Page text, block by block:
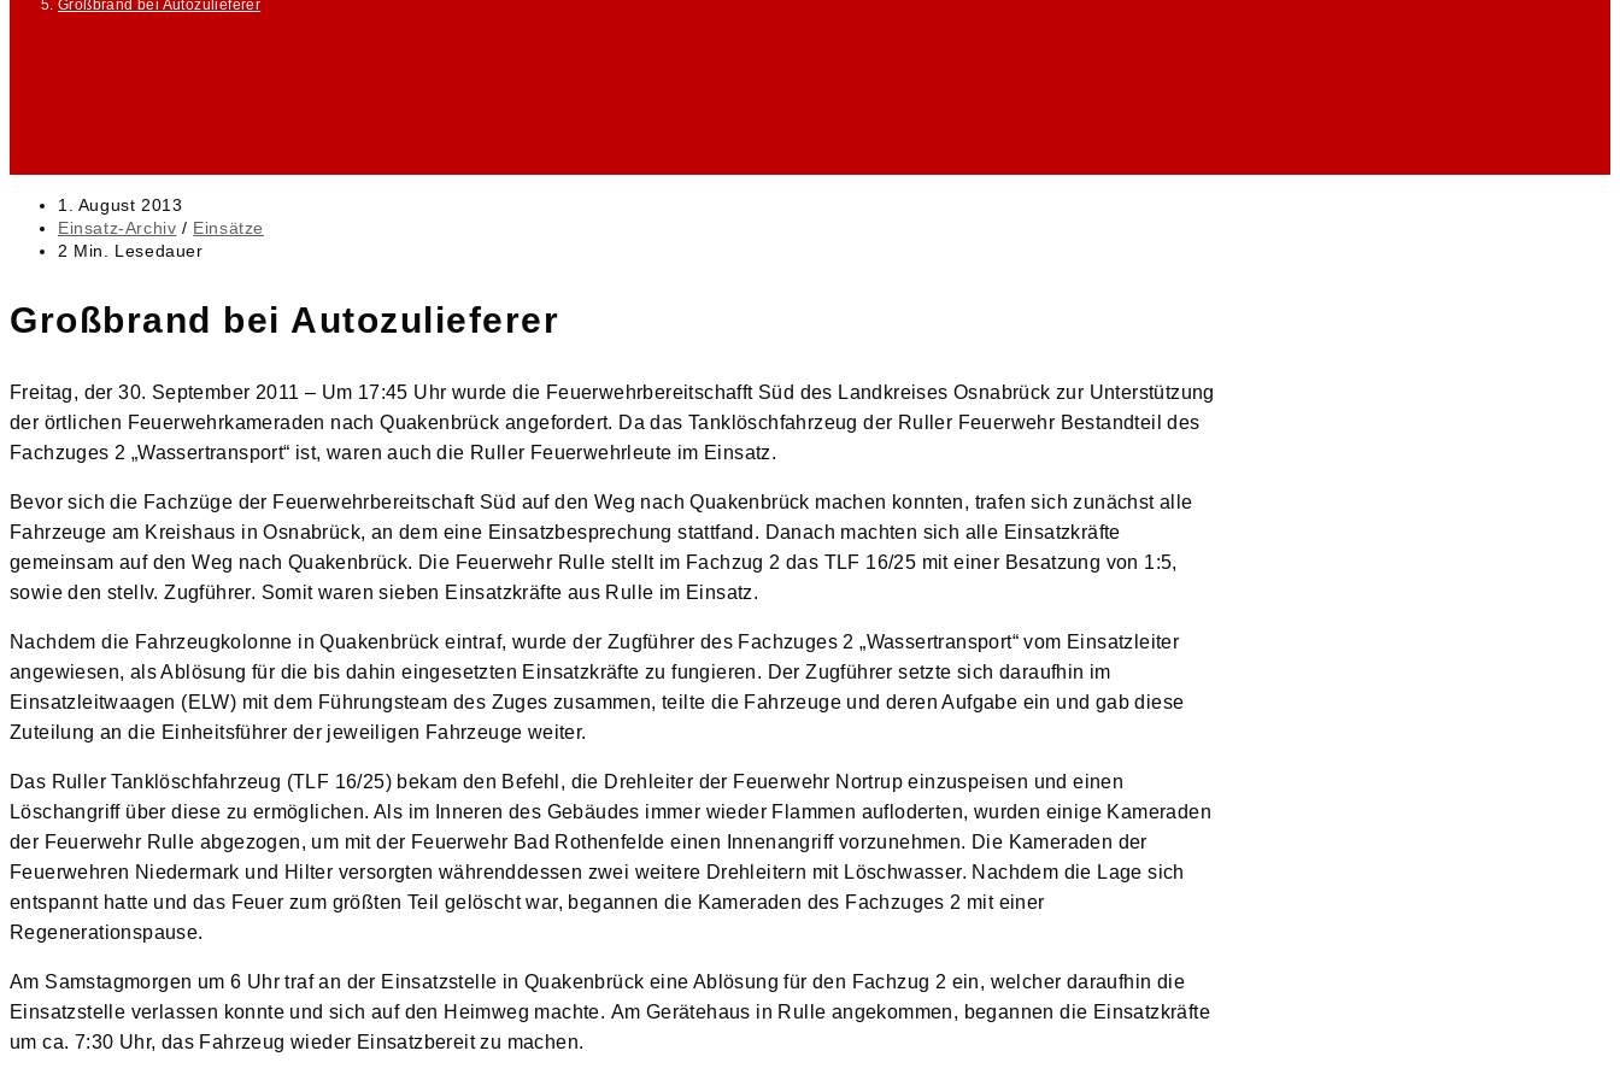
Großbrand bei Autozulieferer
Beitrag
veröffentlicht:
1. August 2013
Beitrags-
Kategorie:
Einsatz-Archiv / Einsätze
Lesedauer:
2 Min. Lesedauer
Großbrand bei Autozulieferer
Freitag, der 30. September 2011 – Um 17:45 Uhr wurde die Feuerwehrbereitschafft Süd des Landkreises Osnabrück zur Unterstützung
der örtlichen Feuerwehrkameraden nach Quakenbrück angefordert. Da das Tanklöschfahrzeug der Ruller Feuerwehr Bestandteil des
Fachzuges 2 „Wassertransport“ ist, waren auch die Ruller Feuerwehrleute im Einsatz.
Bevor sich die Fachzüge der Feuerwehrbereitschaft Süd auf den Weg nach Quakenbrück machen konnten, trafen sich zunächst alle
Fahrzeuge am Kreishaus in Osnabrück, an dem eine Einsatzbesprechung stattfand. Danach machten sich alle Einsatzkräfte
gemeinsam auf den Weg nach Quakenbrück. Die Feuerwehr Rulle stellt im Fachzug 2 das TLF 16/25 mit einer Besatzung von 1:5,
sowie den stellv. Zugführer. Somit waren sieben Einsatzkräfte aus Rulle im Einsatz.
Nachdem die Fahrzeugkolonne in Quakenbrück eintraf, wurde der Zugführer des Fachzuges 2 „Wassertransport“ vom Einsatzleiter
angewiesen, als Ablösung für die bis dahin eingesetzten Einsatzkräfte zu fungieren. Der Zugführer setzte sich daraufhin im
Einsatzleitwaagen (ELW) mit dem Führungsteam des Zuges zusammen, teilte die Fahrzeuge und deren Aufgabe ein und gab diese
Zuteilung an die Einheitsführer der jeweiligen Fahrzeuge weiter.
Das Ruller Tanklöschfahrzeug (TLF 16/25) bekam den Befehl, die Drehleiter der Feuerwehr Nortrup einzuspeisen und einen
Löschangriff über diese zu ermöglichen. Als im Inneren des Gebäudes immer wieder Flammen aufloderten, wurden einige Kameraden
der Feuerwehr Rulle abgezogen, um mit der Feuerwehr Bad Rothenfelde einen Innenangriff vorzunehmen. Die Kameraden der
Feuerwehren Niedermark und Hilter versorgten währenddessen zwei weitere Drehleitern mit Löschwasser. Nachdem die Lage sich
entspannt hatte und das Feuer zum größten Teil gelöscht war, begannen die Kameraden des Fachzuges 2 mit einer
Regenerationspause.
Am Samstagmorgen um 6 Uhr traf an der Einsatzstelle in Quakenbrück eine Ablösung für den Fachzug 2 ein, welcher daraufhin die
Einsatzstelle verlassen konnte und sich auf den Heimweg machte. Am Gerätehaus in Rulle angekommen, begannen die Einsatzkräfte
um ca. 7:30 Uhr, das Fahrzeug wieder Einsatzbereit zu machen.